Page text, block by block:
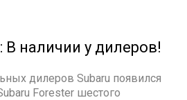
В наличии у дилеров!
дилеров Subaru появился
Forester шестого